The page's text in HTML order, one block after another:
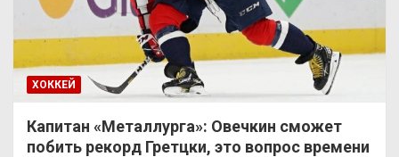
ХОККЕЙ
Капитан «Металлурга»: Овечкин сможет
побить рекорд Гретцки, это вопрос времени